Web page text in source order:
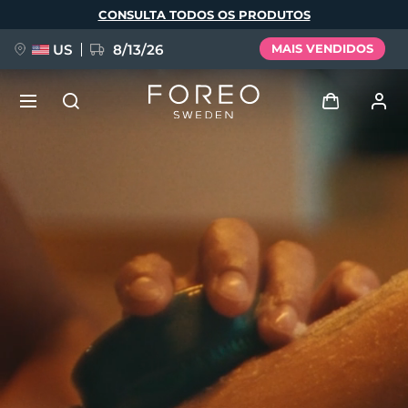
principal
CONSULTA TODOS OS PRODUTOS
US 8/13/26 MAIS VENDIDOS
Meus aparelhos
Meus pedidos
Meus endereços
As minhas subscrições
FAQ™ Pure Beauty-Tech Elixir
issa™ Teeth Whitening Set
Deutsch
Español
Italiano
Português
Svenska
Русский
繁體中文